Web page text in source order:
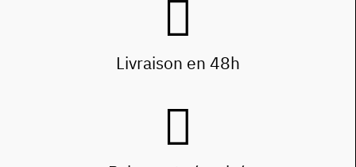
Livraison en 48h